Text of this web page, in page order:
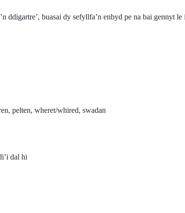
ddigartre’, buasai dy sefyllfa’n enbyd pe na bai gennyt
pelten, wheret/whired, swadan
dal hi